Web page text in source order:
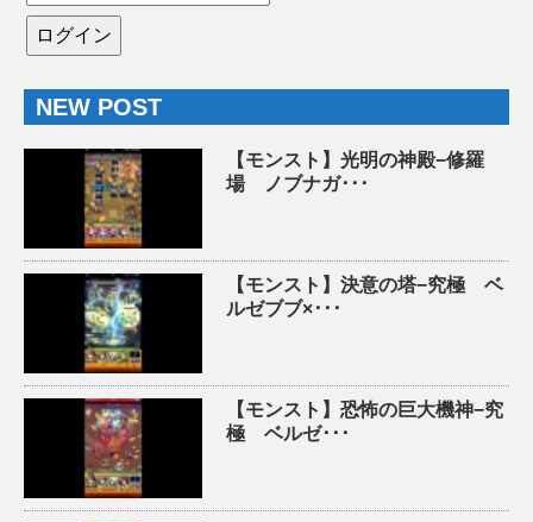
NEW POST
【モンスト】光明の神殿−修羅
場 ノブナガ･･･
【モンスト】決意の塔−究極 ベ
ルゼブブ×･･･
【モンスト】恐怖の巨大機神−究
極 ベルゼ･･･